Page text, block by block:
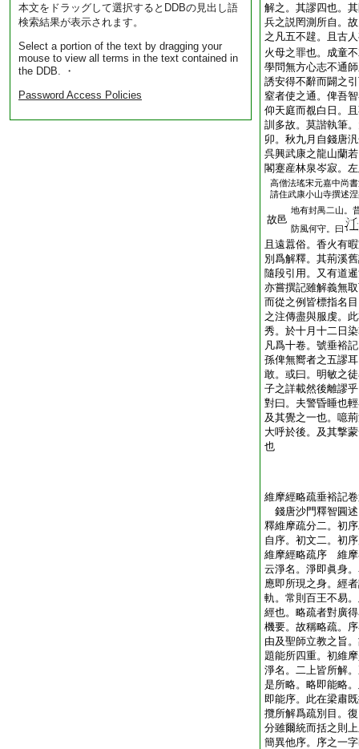
本文をドラッグして選択するとDDBの見出し語
検索結果が表示されます。
Select a portion of the text by dragging your
mouse to view all terms in the text contained in
the DDB. ・
Password Access Policies
解之。其謬四也。
兵之説罔測所自。
之凡五不韙。且古
火母之罪也。成童
學問無方心志不通
誘安得不辭而闢之
窒者使之通。俾吾
仰天庭而覩白日。
訓多故。莫諧執筆
卯。秋九月自錢唐
呉興武康之龍山蘭
閣蹇産林泉岑寂。
高僧法瑤宋元嘉中尚
請住武康小山寺撰述
故邑
地有封禺二山。
防風何守。曰
且遠囂俗。香火有
別爲解釋。其荊溪
隨段引用。又有道
亦嘗撰記雖解義無
而從之例皆標指名
之注傳盡與服虔。
秀。於十月十二日
凡爲十卷。號垂裕
孫俾無嚮者之五謬
敢。或曰。明敏之
子之詳載然後離謬
對曰。夫警昏睡也
及其覺之一也。噫
大呼於後。及其撃
也
維摩經略疏垂裕記
錢唐沙門釋智圓
釋維摩疏分二。初
自序。初文二。初
維摩經略疏序 維摩
云淨名。淨即眞身
應即所現之身。經
軌。常則百王不易
經也。略疏者對廣
機要。故稱略疏。
由及聖師立教之旨
題能所四重。初維
淨名。二上皆所解
是所略。略即能略
即能序。此在梁肅
攬所解爲疏別目。
分雖爾統而括之則
簡異他序。序之一